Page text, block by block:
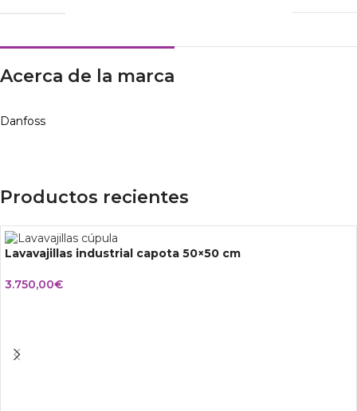
Acerca de la marca
Danfoss
Productos recientes
Lavavajillas industrial capota 50×50 cm
3.750,00€